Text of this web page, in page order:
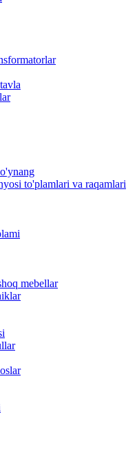
to'plamlari va raqamlari
mebellar